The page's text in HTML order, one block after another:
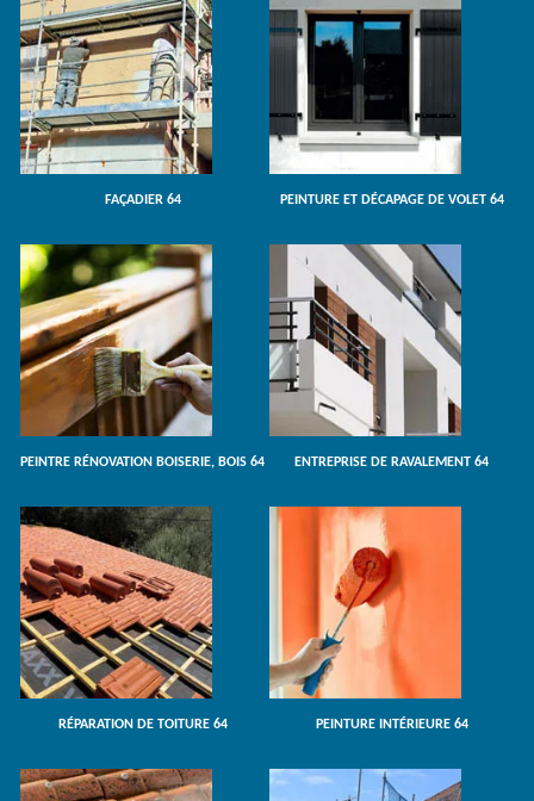
FAÇADIER 64 PEINTURE ET DÉCAPAGE DE VOLET 64
PEINTRE RÉNOVATION BOISERIE, BOIS 64 ENTREPRISE DE RAVALEMENT 64
RÉPARATION DE TOITURE 64 PEINTURE INTÉRIEURE 64